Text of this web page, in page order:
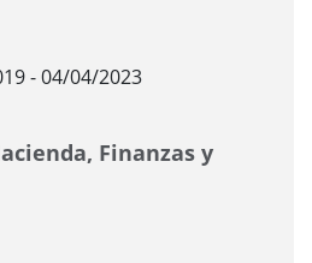
- 04/04/2023
Finanzas y